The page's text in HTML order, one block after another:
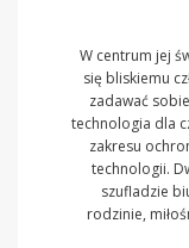
W centrum jej
się bliskiemu
zadawać
technologia dla
zakresu
technologii.
szufladzie
rodzinie,